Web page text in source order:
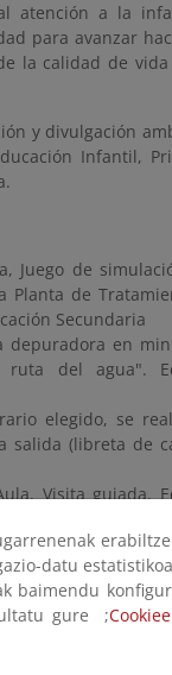
atención a la
para avanzar
la calidad de
y divulgación
Infantil,
Juego de
Planta de
Secundaria
depuradora en
ruta del agua".
elegido, se
salida (libreta de
Visita guiada.
Actividades en
datu
baimendu
gure ;